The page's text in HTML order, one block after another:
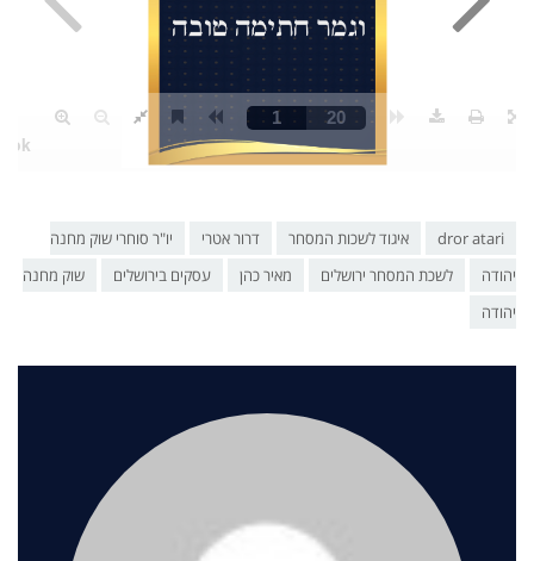
dror atari איגוד לשכות המסחר דרור אטרי
יו"ר סוחרי שוק מחנה
יהודה
לשכת המסחר ירושלים מאיר כהן עסקים בירושלים
שוק מחנה
יהודה